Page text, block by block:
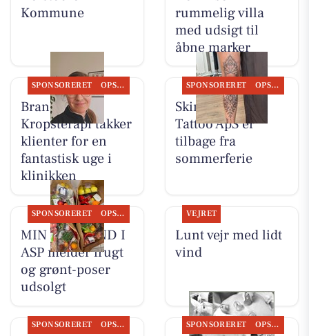
Kommune
rummelig villa
med udsigt til
åbne marker
SPONSORERET OPSLAGSTAVLEN
Brandsborgs
Kropsterapi takker
klienter for en
fantastisk uge i
klinikken
SPONSORERET OPSLAGSTAVLEN
Skin & Colors
Tattoo ApS er
tilbage fra
sommerferie
SPONSORERET OPSLAGSTAVLEN
MIN KØBMAND I
ASP melder frugt
og grønt-poser
udsolgt
VEJRET
Lunt vejr med lidt
vind
SPONSORERET OPSLAGSTAVLEN SPONSORERET OPSLAGSTAVLEN